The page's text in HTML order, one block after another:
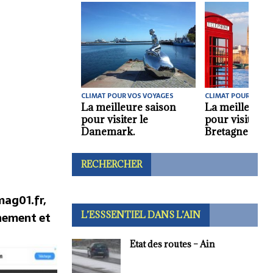
et
CLIMAT POUR VOS VOYAGES
La meilleure saison
pour visiter le
Danemark.
CLIMAT POUR VOS
La meilleure
pour visiter
Bretagne.
RECHERCHER
L’ESSSENTIEL DANS L’AIN
Etat des routes – Ain